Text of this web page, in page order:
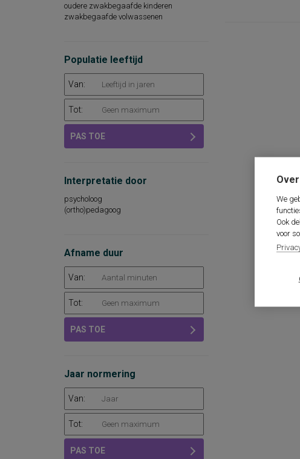
We
Ook
voor
oudere zwakbegaafde kinderen
zwakbegaafde volwassenen
Populatie leeftijd
Van:
Tot:
PAS TOE
Interpretatie door
psycholoog
(ortho)pedagoog
Afname duur
Van:
Tot:
PAS TOE
Jaar normering
Van:
Tot:
PAS TOE